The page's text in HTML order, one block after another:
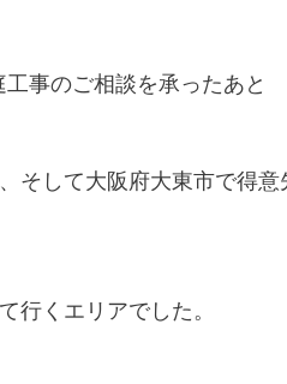
事のご相談を承ったあと
そして大阪府大東市で得
行くエリアでした。